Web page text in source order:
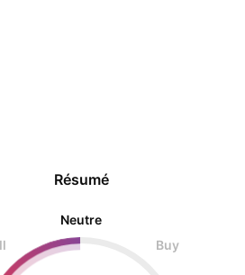
Résumé
Neutre
Buy